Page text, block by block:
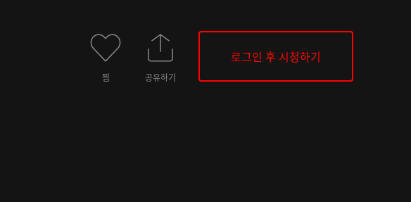
찜 공유하기
로그인 후 시청하기